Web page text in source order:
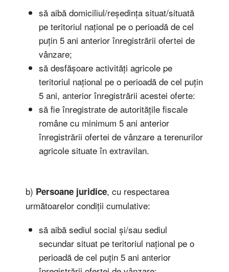
să aibă domiciliul/reședința situat/situată
pe teritoriul național pe o perioadă de cel
puțin 5 ani anterior înregistrării ofertei de
vânzare;
să desfășoare activități agricole pe
teritoriul național pe o perioadă de cel puțin
5 ani, anterior înregistrării acestei oferte:
să fie înregistrate de autoritățile fiscale
române cu minimum 5 ani anterior
înregistrării ofertei de vânzare a terenurilor
agricole situate în extravilan.
b) Persoane juridice, cu respectarea
următoarelor condiții cumulative:
să aibă sediul social și/sau sediul
secundar situat pe teritoriul național pe o
perioadă de cel puțin 5 ani anterior